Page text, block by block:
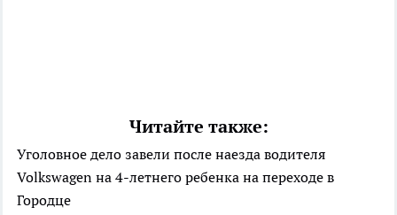
Читайте также:
Уголовное дело завели после наезда водителя
Volkswagen на 4-летнего ребенка на переходе в
Городце